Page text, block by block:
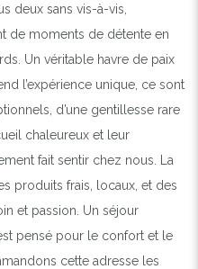
deux sans vis-à-vis,
de moments de détente en
Un véritable havre de paix
l’expérience unique, ce sont
d’une gentillesse rare
chaleureux et leur
fait sentir chez nous. La
produits frais, locaux, et des
et passion. Un séjour
pensé pour le confort et le
cette adresse les